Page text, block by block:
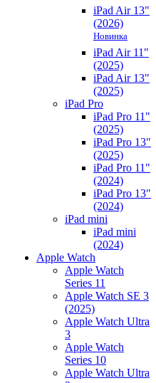
iPad Air 13"
(2026)
Новинка
iPad Air 11"
(2025)
iPad Air 13"
(2025)
iPad Pro
iPad Pro 11"
(2025)
iPad Pro 13"
(2025)
iPad Pro 11"
(2024)
iPad Pro 13"
(2024)
iPad mini
iPad mini
(2024)
Apple Watch
Apple Watch
Series 11
Apple Watch SE 3
(2025)
Apple Watch Ultra
3
Apple Watch
Series 10
Apple Watch Ultra